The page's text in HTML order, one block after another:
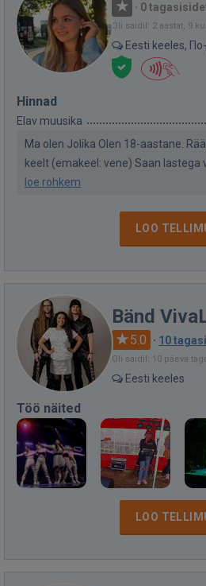
· 0
Oli saidil: 2 aastat, 9
Eesti keeles,
Hinnad
Elav muusika
Ma olen Jolika Olen 18-aastane.
keelt (emakeel: vene) Saan lastega
loe rohkem
LOO
Bänd
5.0 · 10
Oli saidil: 10 päeva
Eesti keeles
Töö näited
LOO